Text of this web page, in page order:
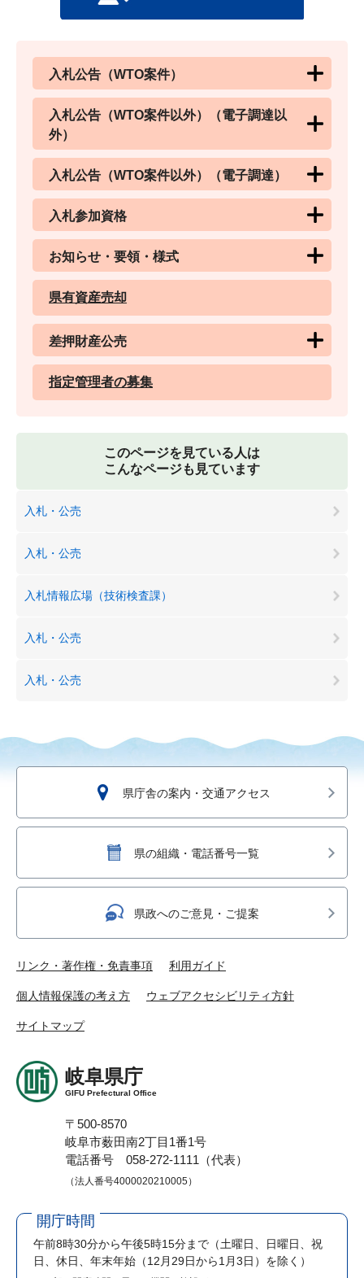
入札公告（WTO案件）
入札公告（WTO案件以外）（電子調達以
外）
入札公告（WTO案件以外）（電子調達）
入札参加資格
お知らせ・要領・様式
県有資産売却
差押財産公売
指定管理者の募集
このページを見ている人は
こんなページも見ています
入札・公売
入札・公売
入札情報広場（技術検査課）
入札・公売
入札・公売
県庁舎の案内・交通アクセス
県の組織・電話番号一覧
県政へのご意見・ご提案
リンク・著作権・免責事項 利用ガイド
個人情報保護の考え方 ウェブアクセシビリティ方針
サイトマップ
岐阜県庁
GIFU Prefectural Office
〒500-8570
岐阜市薮田南2丁目1番1号
電話番号 058-272-1111（代表）
（法人番号4000020210005）
開庁時間
午前8時30分から午後5時15分まで （土曜日、日曜日、祝
日、休日、年末年始（12月29日から1月3日）を除く）